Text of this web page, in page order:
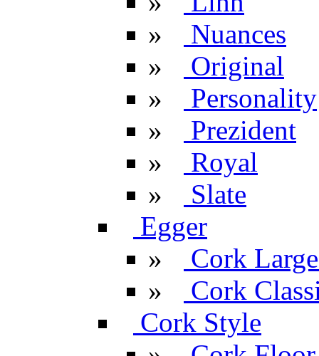
»
Nuances
»
Original
»
Personality
»
Prezident
»
Royal
»
Slate
Egger
»
Cork
»
Cork
Cork Style